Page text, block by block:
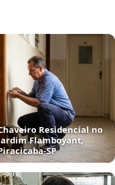
Residencial no
Flamboyant,